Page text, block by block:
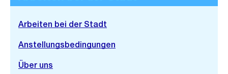
Arbeiten bei der Stadt
Anstellungsbedingungen
Über uns